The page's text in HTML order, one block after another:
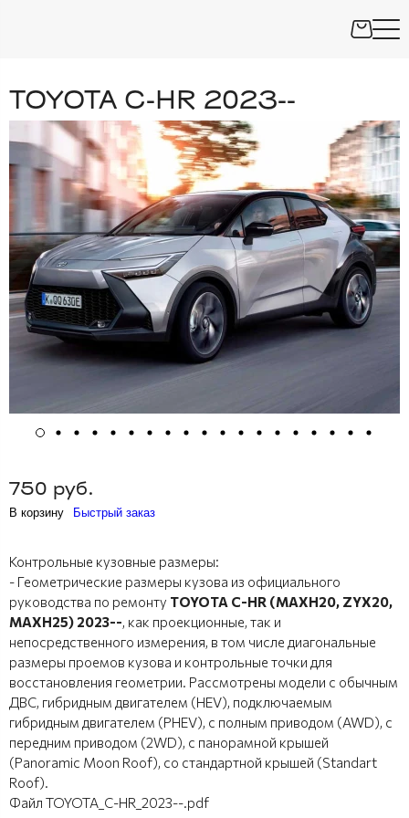
TOYOTA C-HR 2023--
750 руб.
В корзину Быстрый заказ
Контрольные кузовные размеры:
- Геометрические размеры кузова из официального
руководства по ремонту TOYOTA C-HR (MAXH20, ZYX20,
MAXH25) 2023--, как проекционные, так и
непосредственного измерения, в том числе диагональные
размеры проемов кузова и контрольные точки для
восстановления геометрии. Рассмотрены модели с обычным
ДВС, гибридным двигателем (HEV), подключаемым
гибридным двигателем (PHEV), с полным приводом (AWD), с
передним приводом (2WD), с панорамной крышей
(Panoramic Moon Roof), со стандартной крышей (Standart
Roof).
Файл TOYOTA_C-HR_2023--.pdf